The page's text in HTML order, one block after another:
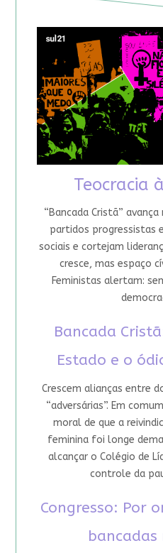
Teocracia
“Bancada Cristã”
partidos progressistas
sociais e cortejam
cresce, mas espaço
Feministas alertam:
Bancada
Estado e o
Crescem alianças entre
“adversárias”. Em
moral de que a
feminina foi longe
alcançar o Colégio de
controle da
Congresso: Por
bancadas